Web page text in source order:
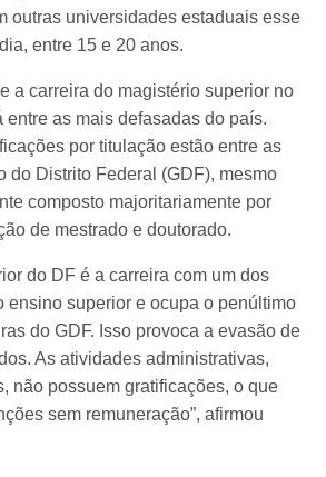
outras universidades estaduais esse
entre 15 e 20 anos.
a carreira do magistério superior no
entre as mais defasadas do país.
por titulação estão entre as
do Distrito Federal (GDF), mesmo
composto majoritariamente por
de mestrado e doutorado.
do DF é a carreira com um dos
ensino superior e ocupa o penúltimo
do GDF. Isso provoca a evasão de
As atividades administrativas,
não possuem gratificações, o que
sem remuneração”, afirmou